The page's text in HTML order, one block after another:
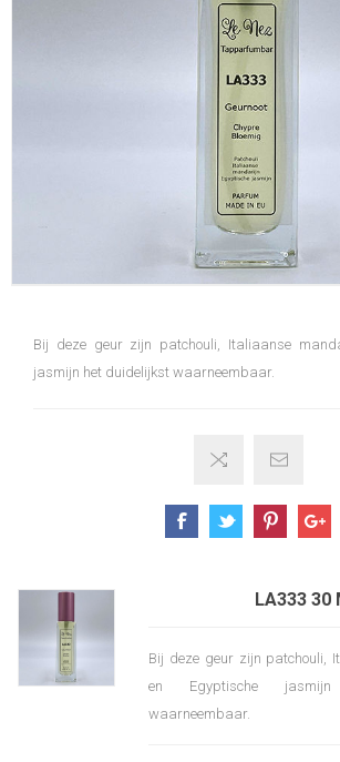
Bij deze geur zijn patchouli, Italiaanse
jasmijn het duidelijkst waarneembaar.
LA333 30
Bij deze geur zijn patchouli,
en Egyptische
waarneembaar.